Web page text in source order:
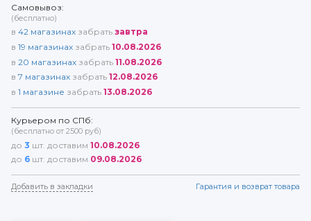
Самовывоз:
(бесплатно)
в 42 магазинах забрать завтра
в 19 магазинах забрать 10.08.2026
в 20 магазинах забрать 11.08.2026
в 7 магазинах забрать 12.08.2026
в 1 магазине забрать 13.08.2026
Курьером по СПб:
(бесплатно от 2500 руб)
до 3 шт. доставим 10.08.2026
до 6 шт. доставим 09.08.2026
Добавить в закладки Гарантия и возврат товара